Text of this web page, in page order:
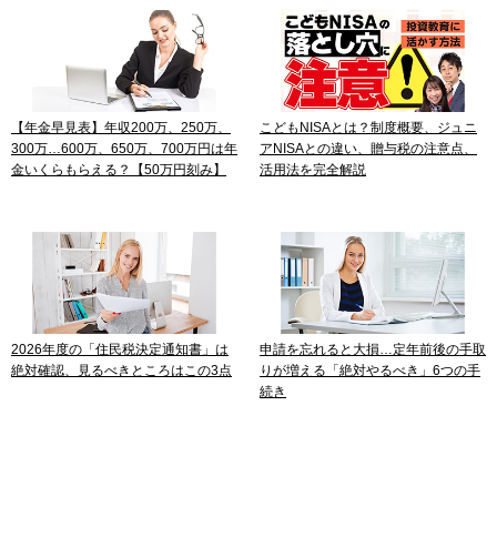
【年金早見表】年収200万、250万、
300万…600万、650万、700万円は年
金いくらもらえる？【50万円刻み】
こどもNISAとは？制度概要、ジュニ
アNISAとの違い、贈与税の注意点、
活用法を完全解説
2026年度の「住民税決定通知書」は
絶対確認、見るべきところはこの3点
申請を忘れると大損…定年前後の手取
りが増える「絶対やるべき」6つの手
続き